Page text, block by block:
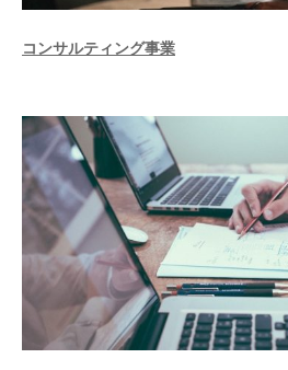
コンサルティング事業